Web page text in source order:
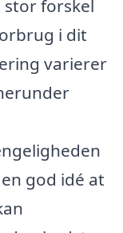
forskel
i dit
varierer
god idé at